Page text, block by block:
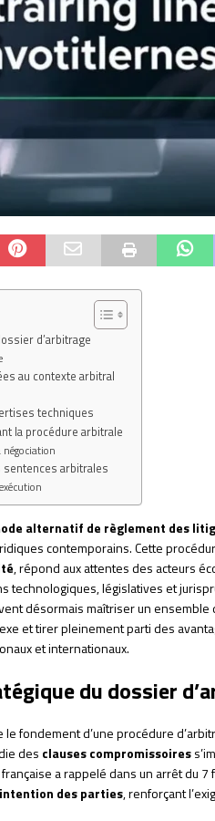
d’arbitrage
au contexte arbitral
techniques
la procédure arbitrale
sentences arbitrales
alternatif de règlement des
contemporains. Cette
, répond aux attentes des acteurs
technologiques, législatives et
désormais maîtriser un ensemble
et tirer pleinement parti des
et internationaux.
du dossier
le fondement d’une procédure
des clauses compromissoires
a rappelé dans un arrêt du
des parties, renforçant